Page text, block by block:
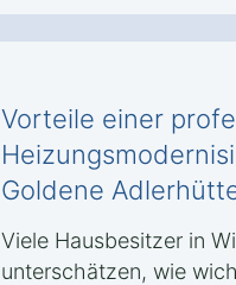
Vorteile einer
Goldene
Viele Hausbesitzer in
unterschätzen, wie